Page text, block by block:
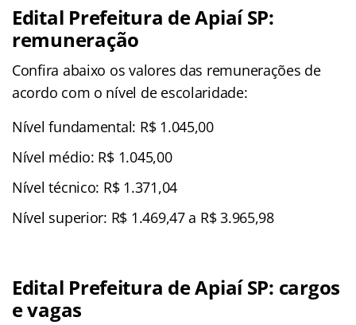
Edital Prefeitura de Apiaí SP:
remuneração
Confira abaixo os valores das remunerações de
acordo com o nível de escolaridade:
Nível fundamental: R$ 1.045,00
Nível médio: R$ 1.045,00
Nível técnico: R$ 1.371,04
Nível superior: R$ 1.469,47 a R$ 3.965,98
Edital Prefeitura de Apiaí SP: cargos
e vagas